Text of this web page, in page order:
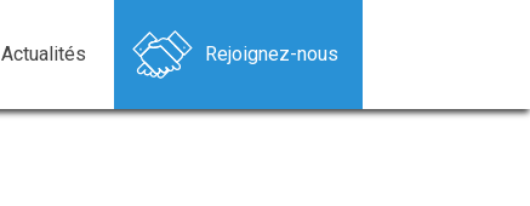
Actualités Rejoignez-nous